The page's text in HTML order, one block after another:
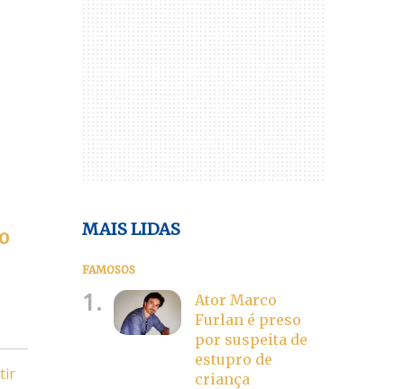
MAIS LIDAS
FAMOSOS
1.
Ator Marco
Furlan é preso
por suspeita de
estupro de
criança